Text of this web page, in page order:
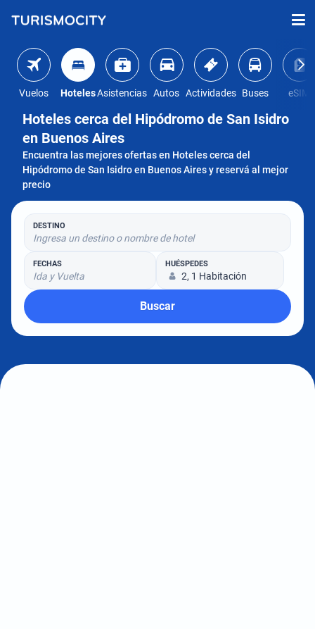
Vuelos HotelesAsistencias Autos Actividades Buses eSIM
Hoteles cerca del Hipódromo de San Isidro
en Buenos Aires
Encuentra las mejores ofertas en Hoteles cerca del
Hipódromo de San Isidro en Buenos Aires y reservá al mejor
precio
DESTINO
Ingresa un destino o nombre de hotel
FECHAS
Ida y Vuelta
HUÉSPEDES
2, 1 Habitación
Buscar